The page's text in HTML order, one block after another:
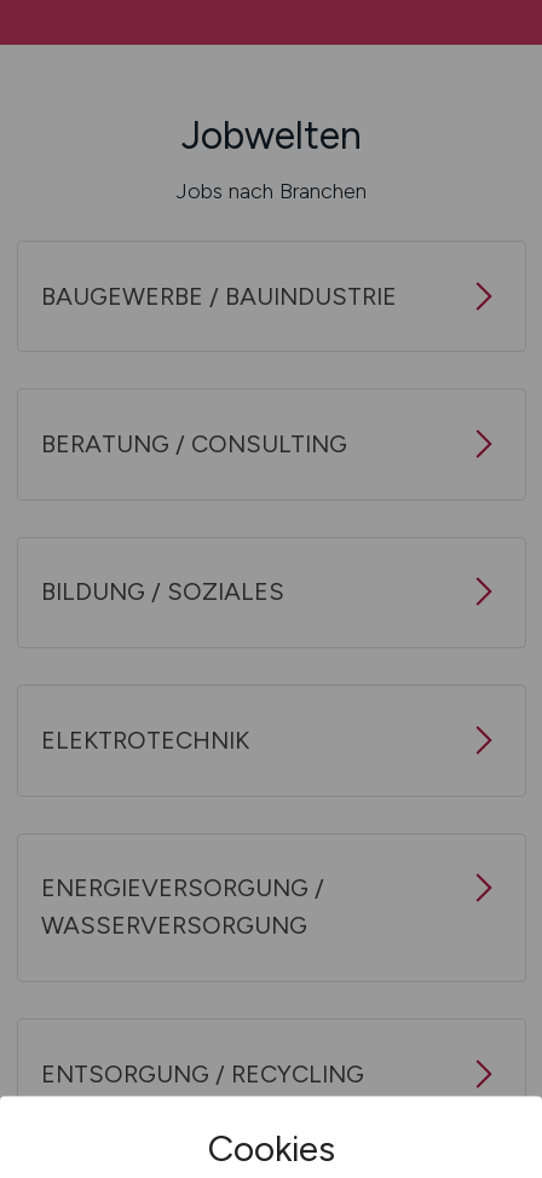
Jobwelten
Jobs nach Branchen
BAUGEWERBE / BAUINDUSTRIE
BERATUNG / CONSULTING
BILDUNG / SOZIALES
ELEKTROTECHNIK
ENERGIEVERSORGUNG /
WASSERVERSORGUNG
ENTSORGUNG / RECYCLING
Cookies